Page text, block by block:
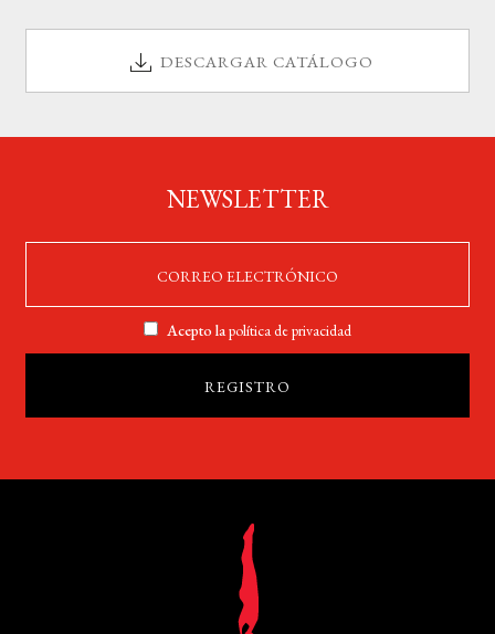
DESCARGAR CATÁLOGO
NEWSLETTER
Acepto lapolítica de privacidad